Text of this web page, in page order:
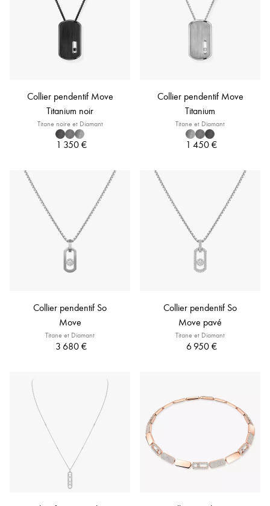
Collier pendentif Move
Titanium noir
Titane noire et Diamant
1 350 €
Collier pendentif Move
Titanium
Titane et Diamant
1 450 €
Collier pendentif So
Move
Titane et Diamant
3 680 €
Collier pendentif So
Move pavé
Titane et Diamant
6 950 €